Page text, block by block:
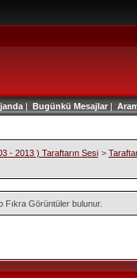
| Bugünkü Mesajlar|
- 2013 ) Taraftarın Sesi >
Fıkra Görüntüler bulunur.